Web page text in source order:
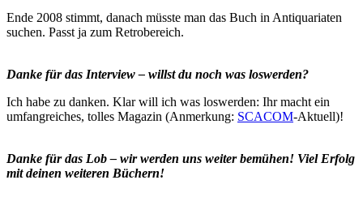
Ende 2008 stimmt, danach müsste man das Buch in Antiquariaten
suchen. Passt ja zum Retrobereich.
Danke für das Interview – willst du noch was loswerden?
Ich habe zu danken. Klar will ich was loswerden: Ihr macht ein
umfangreiches, tolles Magazin (Anmerkung: SCACOM-Aktuell)!
Danke für das Lob – wir werden uns weiter bemühen! Viel Erfolg
mit deinen weiteren Büchern!